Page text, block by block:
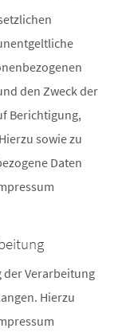
den Zweck der
Berichtigung,
sowie zu
Daten
der Verarbeitung
Hierzu